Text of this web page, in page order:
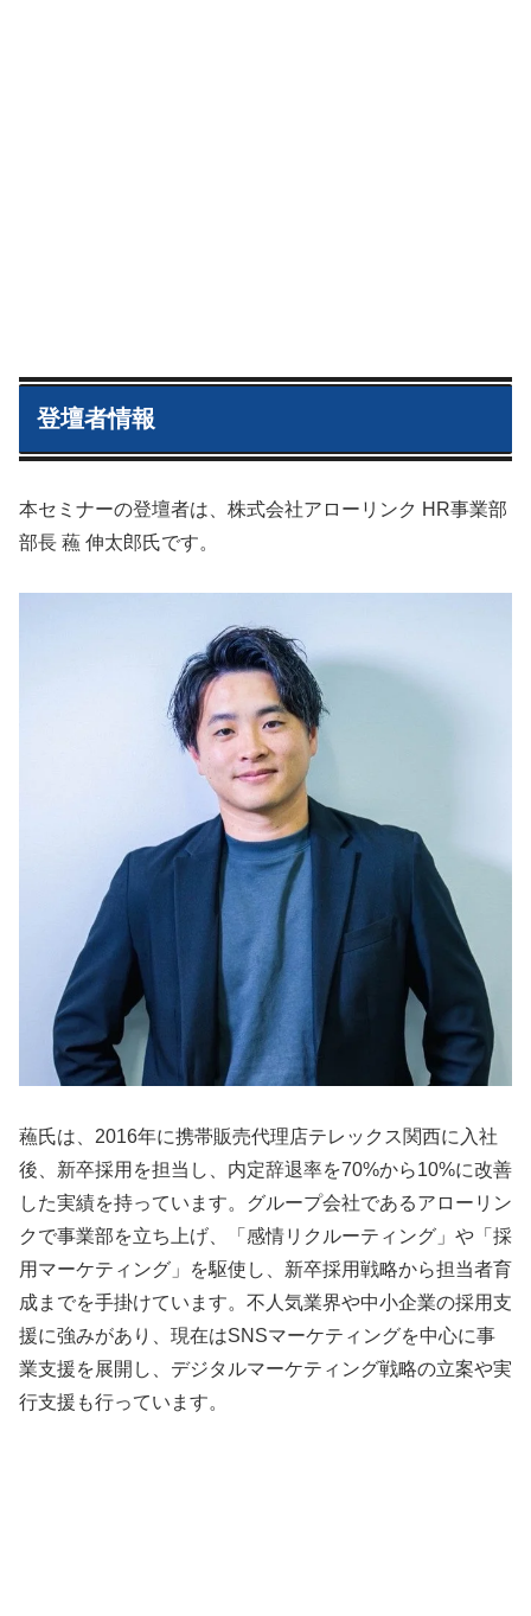
登壇者情報
本セミナーの登壇者は、株式会社アローリンク HR事業部
部長 蘓 伸太郎氏です。
蘓氏は、2016年に携帯販売代理店テレックス関西に入社
後、新卒採用を担当し、内定辞退率を70%から10%に改善
した実績を持っています。グループ会社であるアローリン
クで事業部を立ち上げ、「感情リクルーティング」や「採
用マーケティング」を駆使し、新卒採用戦略から担当者育
成までを手掛けています。不人気業界や中小企業の採用支
援に強みがあり、現在はSNSマーケティングを中心に事
業支援を展開し、デジタルマーケティング戦略の立案や実
行支援も行っています。